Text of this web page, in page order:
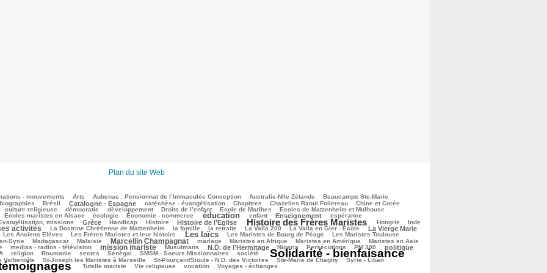
Plan du site Web
- mouvements Arts Aubenas : Pensionnat de l’Immaculée Conception Australie-Nlle Zélande Beaucamps Ste-Marie
biographies Brésil Catalogne - Espagne catéchèse - évangélisation Chapitres Chazelles Raoul Follereau Chine et Corée
culture religieuse démocratie développement Droits de l’enfant Ecole de Marlhes Ecoles de Matzenheim et Mulhouse
Ecoles maristes en Alsace écologie Economie - commerce éducation enfant Enseignement espérance
missions Grèce Handicap Histoire Histoire de l’Eglise Histoire des Frères Maristes Hongrie Inde
activités La Doctrine Chrétienne de Matzenheim la famille la retraite La Valla 200 La Valla en Gier - Ecole La Vierge Marie
Les Anciens Elèves Les Frères Maristes et leur histoire Les laïcs Les Maristes de Bourg de Péage Les Maristes Toulouse
Syrie Madagascar Malaisie Marcellin Champagnat mariage Maristes en Afrique Maristes en Amérique Maristes en Asie
medias - radios - télévision mission mariste Musulmans N.D. de l’Hermitage Nigeria Persécutions PM 300 politique
religion Roumanie sectes Sénégal SMSM - Soeurs Missionnaires société Solidarité - bienfaisance
Valbenoîte St-Joseph les Maristes à Marseille St-Pourçain/Sioule - N.D. des Victoires Ste-Marie de Chagny Syrie - Liban
Tutelle mariste Vie religieuse vocation Voyages - échanges